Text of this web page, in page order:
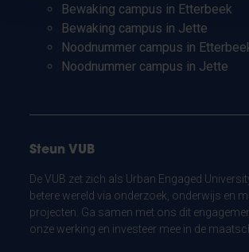
Bewaking campus in Etterbeek
Bewaking campus in Jette
Noodnummer campus in
Noodnummer campus in Jette
Steun VUB
De VUB zet zich als Urban Engaged
betere wereld via onderzoek, onderwijs en
projecten. Ga samen met ons dit
onze werking en investeer mee in de